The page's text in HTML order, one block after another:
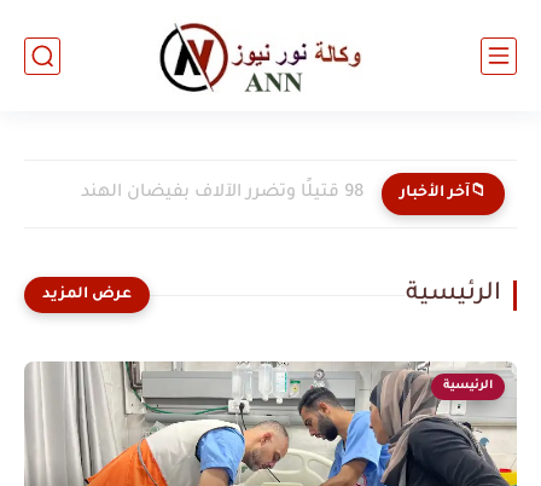
📁آخر الأخبار 98 قتيلًا وتضرر الآلاف بفيضان الهند
الرئيسية
الرئيسية